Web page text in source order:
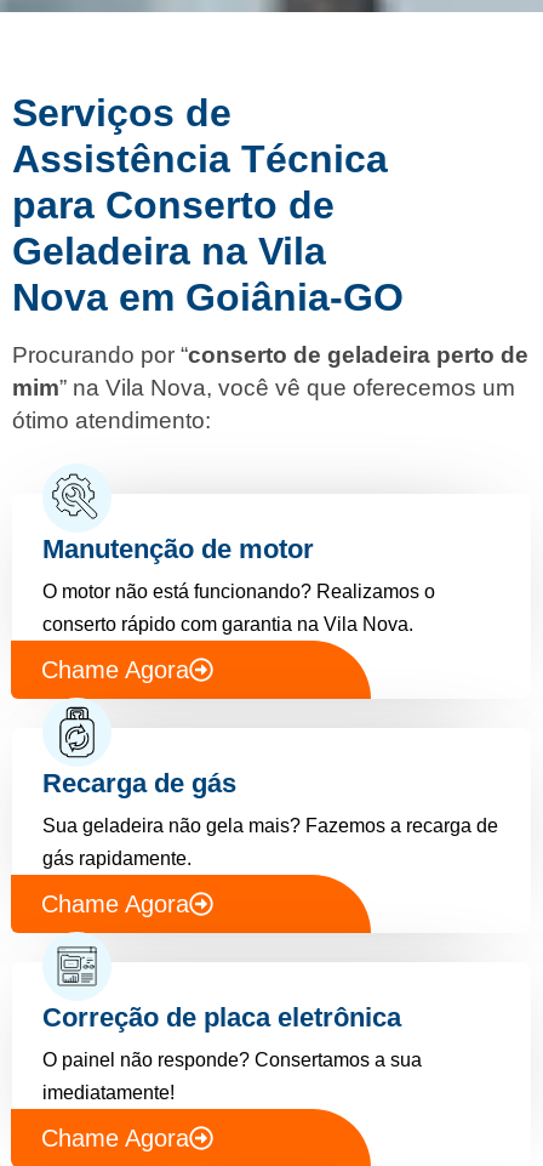
Serviços de
Assistência Técnica
para Conserto de
Geladeira na Vila
Nova em Goiânia-GO
Procurando por “conserto de geladeira perto de
mim” na Vila Nova, você vê que oferecemos um
ótimo atendimento:
Manutenção de motor
O motor não está funcionando? Realizamos o
conserto rápido com garantia na Vila Nova.
Chame Agora
Recarga de gás
Sua geladeira não gela mais? Fazemos a recarga de
gás rapidamente.
Chame Agora
Correção de placa eletrônica
O painel não responde? Consertamos a sua
imediatamente!
Chame Agora